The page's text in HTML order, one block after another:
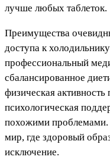
лучше любых таблеток.
Преимущества
доступа к
профессиональный
сбалансированное
физическая
психологическая
похожими проблемами.
мир, где здоровый
исключение.